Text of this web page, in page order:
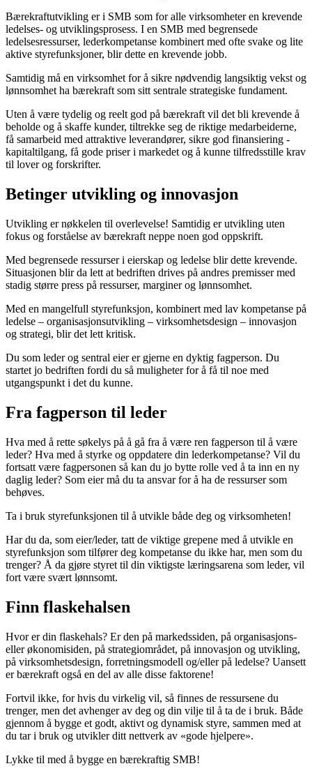
Bærekraftutvikling er i SMB som for alle virksomheter en krevende
ledelses- og utviklingsprosess. I en SMB med begrensede
ledelsesressurser, lederkompetanse kombinert med ofte svake og lite
aktive styrefunksjoner, blir dette en krevende jobb.
Samtidig må en virksomhet for å sikre nødvendig langsiktig vekst og
lønnsomhet ha bærekraft som sitt sentrale strategiske fundament.
Uten å være tydelig og reelt god på bærekraft vil det bli krevende å
beholde og å skaffe kunder, tiltrekke seg de riktige medarbeiderne,
få samarbeid med attraktive leverandører, sikre god finansiering -
kapitaltilgang, få gode priser i markedet og å kunne tilfredsstille krav
til lover og forskrifter.
Betinger utvikling og innovasjon
Utvikling er nøkkelen til overlevelse! Samtidig er utvikling uten
fokus og forståelse av bærekraft neppe noen god oppskrift.
Med begrensede ressurser i eierskap og ledelse blir dette krevende.
Situasjonen blir da lett at bedriften drives på andres premisser med
stadig større press på ressurser, marginer og lønnsomhet.
Med en mangelfull styrefunksjon, kombinert med lav kompetanse på
ledelse – organisasjonsutvikling – virksomhetsdesign – innovasjon
og strategi, blir det lett kritisk.
Du som leder og sentral eier er gjerne en dyktig fagperson. Du
startet jo bedriften fordi du så muligheter for å få til noe med
utgangspunkt i det du kunne.
Fra fagperson til leder
Hva med å rette søkelys på å gå fra å være ren fagperson til å være
leder? Hva med å styrke og oppdatere din lederkompetanse? Vil du
fortsatt være fagpersonen så kan du jo bytte rolle ved å ta inn en ny
daglig leder? Som eier må du ta ansvar for å ha de ressurser som
behøves.
Ta i bruk styrefunksjonen til å utvikle både deg og virksomheten!
Har du da, som eier/leder, tatt de viktige grepene med å utvikle en
styrefunksjon som tilfører deg kompetanse du ikke har, men som du
trenger? Å da gjøre styret til din viktigste læringsarena som leder, vil
fort være svært lønnsomt.
Finn flaskehalsen
Hvor er din flaskehals? Er den på markedssiden, på organisasjons-
eller økonomisiden, på strategiområdet, på innovasjon og utvikling,
på virksomhetsdesign, forretningsmodell og/eller på ledelse? Uansett
er bærekraft også en del av alle disse faktorene!
Fortvil ikke, for hvis du virkelig vil, så finnes de ressursene du
trenger, men det avhenger av deg og din vilje til å ta de i bruk. Både
gjennom å bygge et godt, aktivt og dynamisk styre, sammen med at
du tar i bruk og utvikler ditt nettverk av «gode hjelpere».
Lykke til med å bygge en bærekraftig SMB!